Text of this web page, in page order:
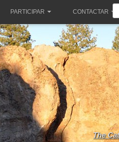
PARTICIPAR CONTACTAR
The